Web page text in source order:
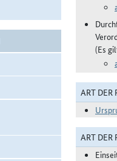
(Es
ART DER
ART DER